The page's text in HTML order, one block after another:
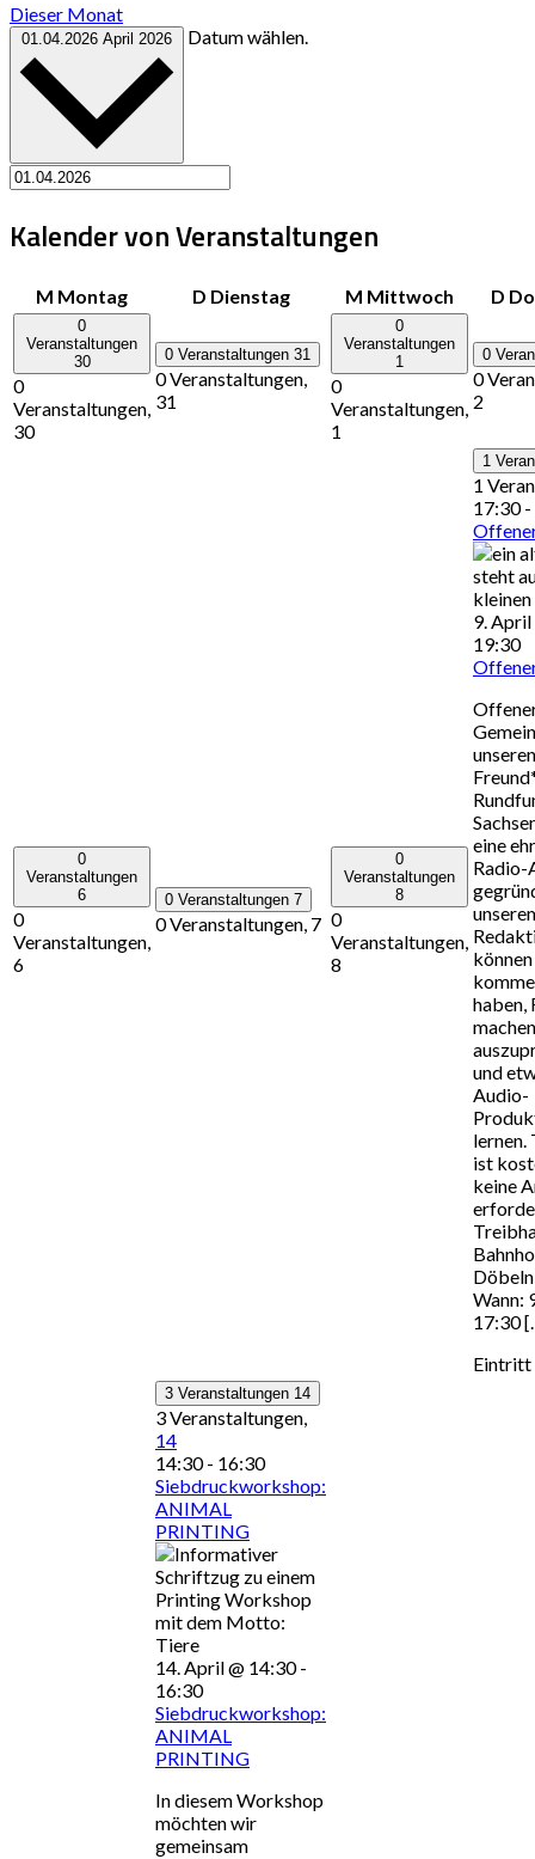
Dieser Monat
01.04.2026 April 2026 Datum wählen.
Kalender von Veranstaltungen
M Montag D Dienstag M Mittwoch D
0
Veranstaltungen
30
0
Veranstaltungen,
30
0 Veranstaltungen 31
0 Veranstaltungen,
31
0
Veranstaltungen
1
0
Veranstaltungen,
1
0
0
2
0
Veranstaltungen
6
0
Veranstaltungen,
6
0 Veranstaltungen 7
0 Veranstaltungen, 7
0
Veranstaltungen
8
0
Veranstaltungen,
8
1
1
17:30-
9. April
19:30
unseren
eine
Radio-
haben,
und
Audio-
lernen.
ist
keine
Wann:
17:30
Eintritt
3 Veranstaltungen 14
3 Veranstaltungen,
14
14:30- 16:30
Siebdruckworkshop:
ANIMAL
PRINTING
14. April @ 14:30-
16:30
Siebdruckworkshop:
ANIMAL
PRINTING
In diesem Workshop
möchten wir
gemeinsam